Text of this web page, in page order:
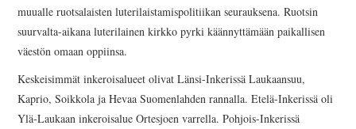
INKERILÄINEN
PERHEALBUMI
VIRTUAALI-INKERI
muualle ruotsalaisten luterilaistamispolitiikan seurauksena. Ruotsin
suurvalta-aikana luterilainen kirkko pyrki käännyttämään paikallisen
väestön omaan oppiinsa.
Keskeisimmät inkeroisalueet olivat Länsi-Inkerissä Laukaansuu,
Kaprio, Soikkola ja Hevaa Suomenlahden rannalla. Etelä-Inkerissä oli
Ylä-Laukaan inkeroisalue Ortesjoen varrella. Pohjois-Inkerissä